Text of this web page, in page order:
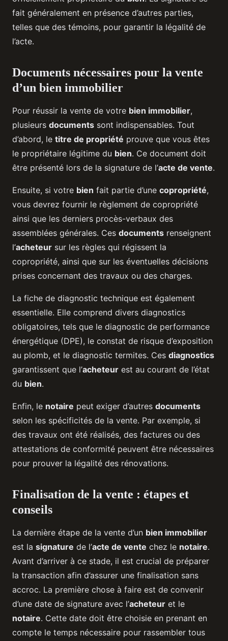
fait généralement en présence d’autres parties,
telles que des témoins, pour garantir la légalité de
l’acte.
Documents nécessaires pour la vente
d’un bien immobilier
Pour réussir la vente de votre bien immobilier,
plusieurs documents sont indispensables. Tout
d’abord, le titre de propriété prouve que vous êtes
le propriétaire légitime du bien. Ce document doit
être présenté lors de la signature de l’acte de vente.
Ensuite, si votre bien fait partie d’une copropriété,
vous devrez fournir le règlement de copropriété
ainsi que les derniers procès-verbaux des
assemblées générales. Ces documents renseignent
l’acheteur sur les règles qui régissent la
copropriété, ainsi que sur les éventuelles décisions
prises concernant des travaux ou des charges.
La fiche de diagnostic technique est également
essentielle. Elle comprend divers diagnostics
obligatoires, tels que le diagnostic de performance
énergétique (DPE), le constat de risque d’exposition
au plomb, et le diagnostic termites. Ces diagnostics
garantissent que l’acheteur est au courant de l’état
du bien.
Enfin, le notaire peut exiger d’autres documents
selon les spécificités de la vente. Par exemple, si
des travaux ont été réalisés, des factures ou des
attestations de conformité peuvent être nécessaires
pour prouver la légalité des rénovations.
Finalisation de la vente : étapes et
conseils
La dernière étape de la vente d’un bien immobilier
est la signature de l’acte de vente chez le notaire.
Avant d’arriver à ce stade, il est crucial de préparer
la transaction afin d’assurer une finalisation sans
accroc. La première chose à faire est de convenir
d’une date de signature avec l’acheteur et le
notaire. Cette date doit être choisie en prenant en
compte le temps nécessaire pour rassembler tous